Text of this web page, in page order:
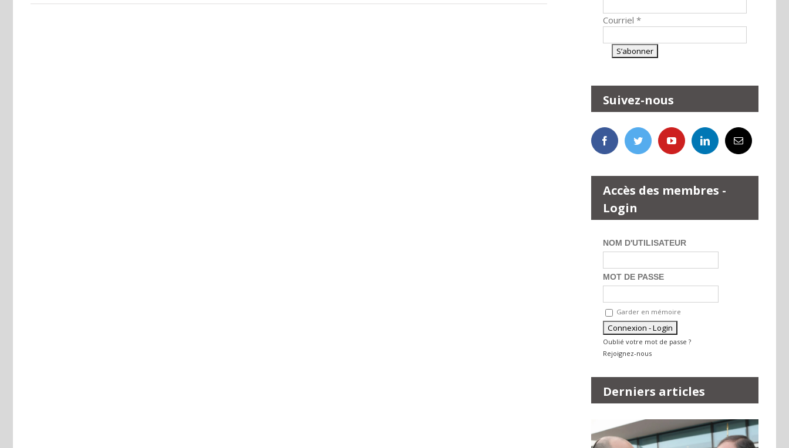
Courriel *
Suivez-nous
Accès des membres -
Login
NOM D'UTILISATEUR
MOT DE PASSE
Garder en mémoire
Oublié votre mot de passe ?
Rejoignez-nous
Derniers articles